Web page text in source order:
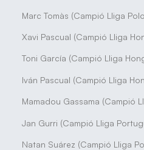
Marc Tomàs (Campió Lliga
Xavi Pascual (Campió Lliga
Toni García (Campió Lliga
Iván Pascual (Campió Lliga
Mamadou Gassama (Campió
Jan Gurri (Campió Lliga
Natan Suárez (Campió Lliga